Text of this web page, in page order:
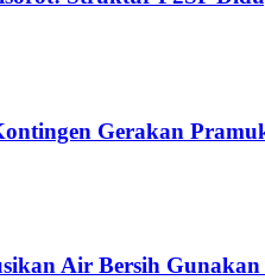
Gerakan
Air Bersih